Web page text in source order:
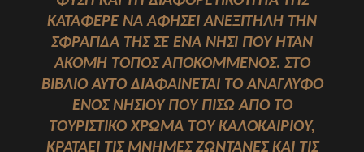
ΚΑΤΆΦΕΡΕ ΝΑ ΑΦΉΣΕΙ ΑΝΕΞΊΤΗΛΗ ΤΗΝ
ΣΦΡΑΓΊΔΑ ΤΗΣ ΣΕ ΈΝΑ ΝΗΣΊ ΠΟΥ ΉΤΑΝ
ΑΚΌΜΗ ΤΌΠΟΣ ΑΠΟΚΟΜΜΈΝΟΣ. ΣΤΟ
ΒΙΒΛΊΟ ΑΥΤΌ ΔΙΑΦΑΊΝΕΤΑΙ ΤΟ ΑΝΆΓΛΥΦΟ
ΕΝΌΣ ΝΗΣΙΟΎ ΠΟΥ ΠΊΣΩ ΑΠΌ ΤΟ
ΤΟΥΡΙΣΤΙΚΌ ΧΡΏΜΑ ΤΟΥ ΚΑΛΟΚΑΙΡΙΟΎ,
ΚΡΑΤΆΕΙ ΤΙΣ ΜΝΉΜΕΣ ΖΩΝΤΑΝΈΣ ΚΑΙ ΤΙΣ